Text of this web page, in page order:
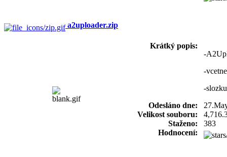
a2uploader.zip
Krátký popis:
-
-
-
Odesláno dne:
Velikost souboru:
Staženo:
383
Hodnocení: